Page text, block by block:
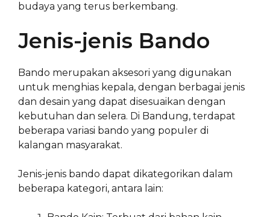
budaya yang terus berkembang.
Jenis-jenis Bando
Bando merupakan aksesori yang digunakan
untuk menghias kepala, dengan berbagai jenis
dan desain yang dapat disesuaikan dengan
kebutuhan dan selera. Di Bandung, terdapat
beberapa variasi bando yang populer di
kalangan masyarakat.
Jenis-jenis bando dapat dikategorikan dalam
beberapa kategori, antara lain: